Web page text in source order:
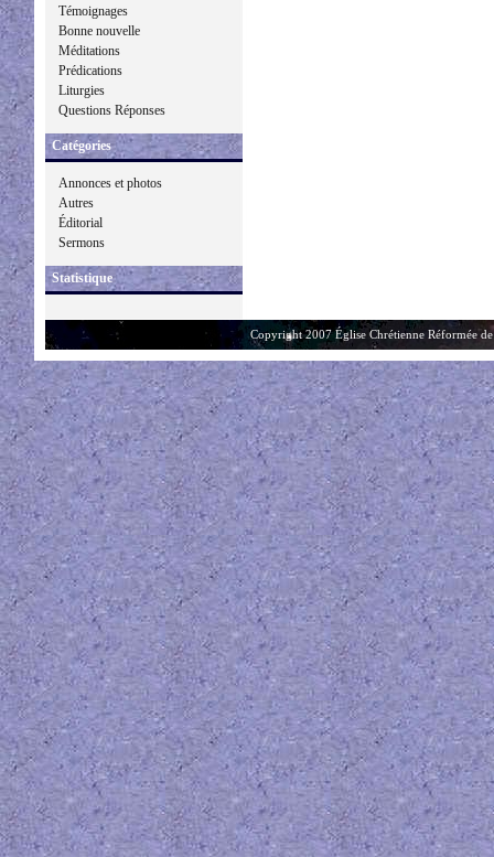
Témoignages
Bonne nouvelle
Méditations
Prédications
Liturgies
Questions Réponses
Catégories
Annonces et photos
Autres
Éditorial
Sermons
Statistique
Copyright 2007 Église Chrétienne Réformée